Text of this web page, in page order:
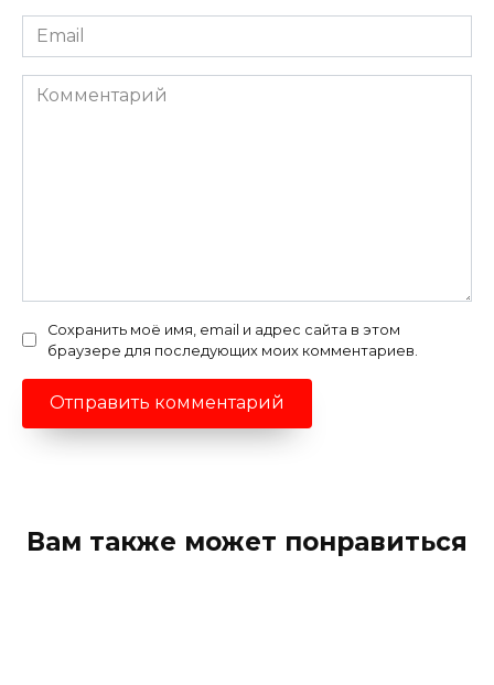
Email
*
Комментарий
Сохранить моё имя, email и адрес сайта в этом
браузере для последующих моих комментариев.
Вам также может понравиться